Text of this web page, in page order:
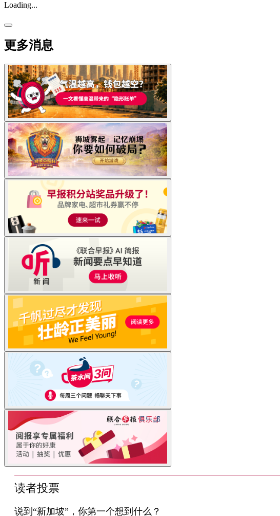
Loading...
更多消息